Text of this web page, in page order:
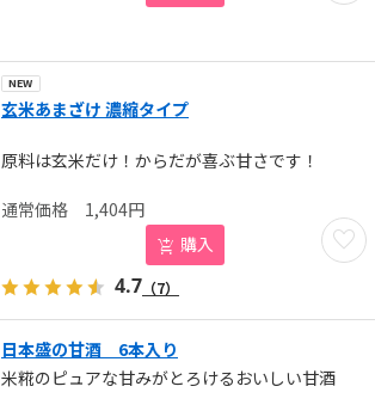
NEW
玄米あまざけ 濃縮タイプ
原料は玄米だけ！からだが喜ぶ甘さです！
お気
1,404円
購入
4.7 （7）
日本盛の甘酒 6本入り
米糀のピュアな甘みがとろけるおいしい甘酒